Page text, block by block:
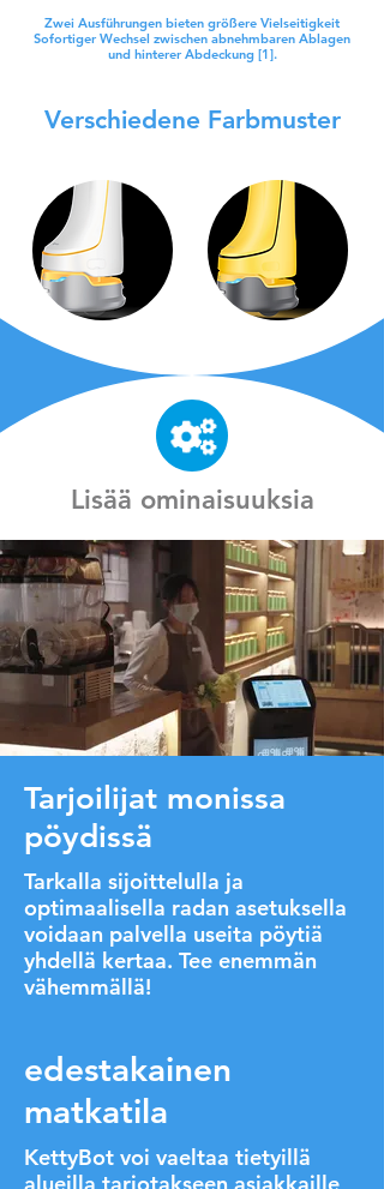
Zwei Ausführungen bieten größere Vielseitigkeit
Sofortiger Wechsel zwischen abnehmbaren Ablagen
und hinterer Abdeckung [1].
Verschiedene Farbmuster
Lisää ominaisuuksia
Tarjoilijat monissa
pöydissä
Tarkalla sijoittelulla ja
optimaalisella radan asetuksella
voidaan palvella useita pöytiä
yhdellä kertaa. Tee enemmän
vähemmällä!
edestakainen
matkatila
KettyBot voi vaeltaa tietyillä